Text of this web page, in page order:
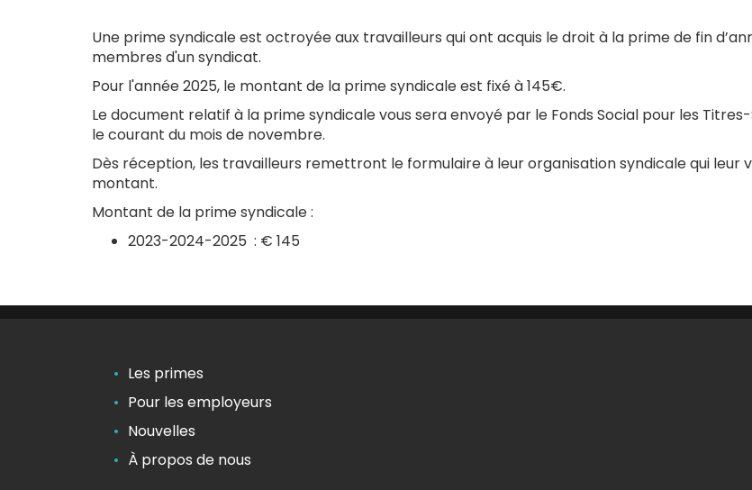
Une prime syndicale est octroyée aux travailleurs qui ont acquis le droit à la prime de fin
membres d'un syndicat.
Pour l'année 2025, le montant de la prime syndicale est fixé à 145€.
Le document relatif à la prime syndicale vous sera envoyé par le Fonds Social pour les
le courant du mois de novembre.
Dès réception, les travailleurs remettront le formulaire à leur organisation syndicale qui leur
montant.
Montant de la prime syndicale :
2023-2024-2025 : € 145
Les primes
Pour les employeurs
Nouvelles
À propos de nous